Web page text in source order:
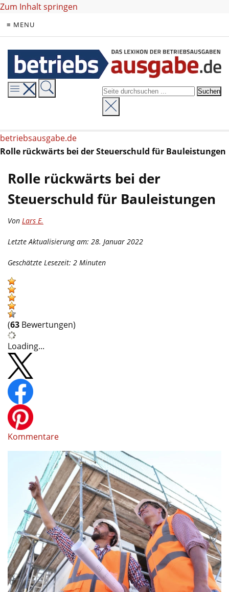
Zum Inhalt springen
≡ MENU
betriebsausgabe.de
Rolle rückwärts bei der Steuerschuld für Bauleistungen
Rolle rückwärts bei der
Steuerschuld für Bauleistungen
Von Lars E.
Letzte Aktualisierung am: 28. Januar 2022
Geschätzte Lesezeit: 2 Minuten
(63 Bewertungen)
Loading...
Kommentare